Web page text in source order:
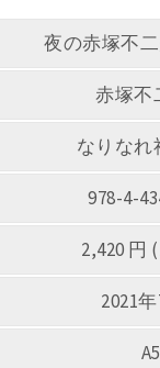
夜の赤塚不
赤塚不
なりなれ
978-4-
2,420 円
2021